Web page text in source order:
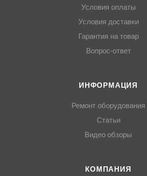
Условия оплаты
Условия доставки
Гарантия на товар
Вопрос-ответ
ИНФОРМАЦИЯ
Ремонт оборудования
Статьи
Видео обзоры
КОМПАНИЯ